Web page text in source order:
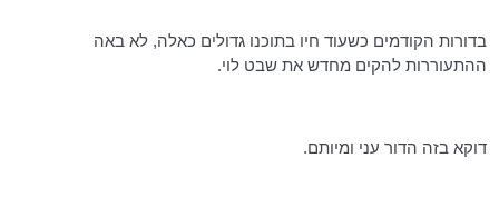
בדורות הקודמים כשעוד חיו בתוכנו גדולים כאלה, לא באה
ההתעוררות להקים מחדש את שבט לוי.
דוקא בזה הדור עני ומיותם.